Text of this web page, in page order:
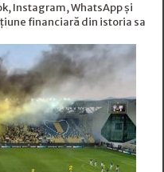
Instagram, WhatsApp și
financiară din istoria sa